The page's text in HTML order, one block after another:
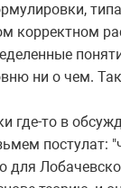
типа
корректном
ни о чем.
где-то в
для